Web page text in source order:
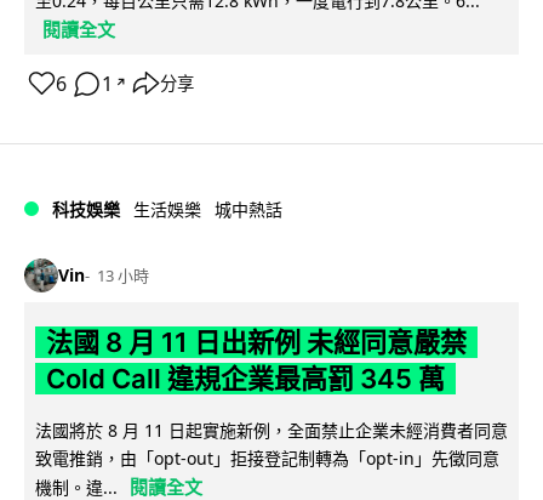
閱讀全文
6 1 ↗ 分享
科技娛樂 生活娛樂 城中熱話
Vin 13 小時
法國 8 月 11 日出新例 未經同意嚴禁
Cold Call 違規企業最高罰 345 萬
法國將於 8 月 11 日起實施新例，全面禁止企業未經消費者同意
致電推銷，由「opt-out」拒接登記制轉為「opt-in」先徵同意
機制。違...
閱讀全文